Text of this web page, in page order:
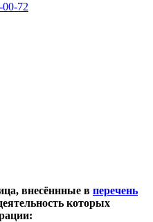
72
внесённные в перечень
которых